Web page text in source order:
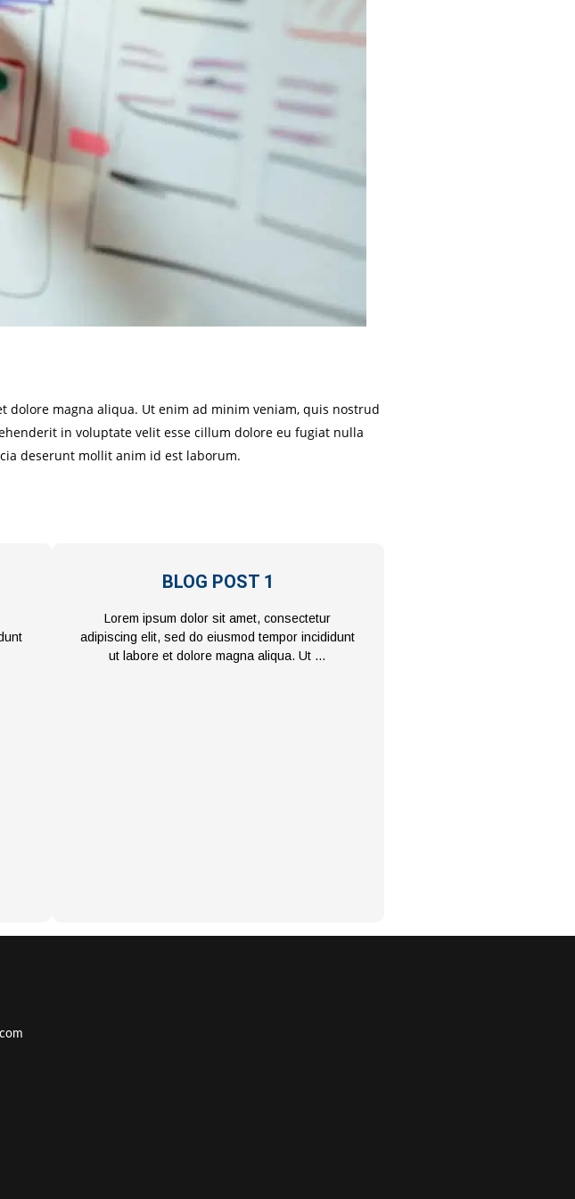
magna aliqua. Ut enim ad minim veniam, quis nostrud
in voluptate velit esse cillum dolore eu fugiat nulla
deserunt mollit anim id est laborum.
BLOG POST 1
Lorem ipsum dolor sit amet, consectetur
adipiscing elit, sed do eiusmod tempor incididunt
ut labore et dolore magna aliqua. Ut …